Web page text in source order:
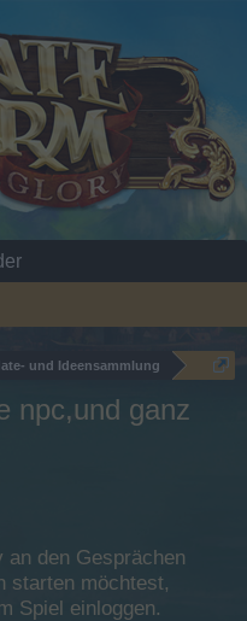
und Ideensammlung
npc,und ganz
den Gesprächen
starten möchtest,
Spiel einloggen.